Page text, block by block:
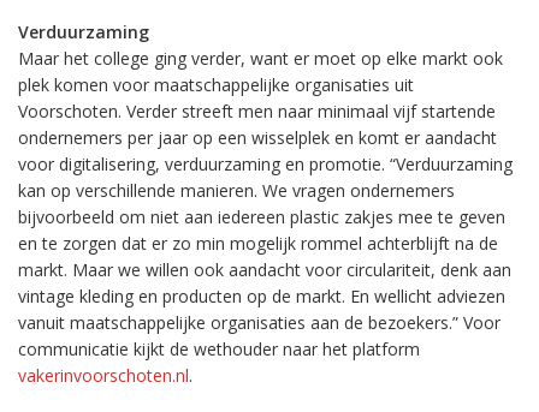
Verduurzaming
Maar het college ging verder, want er moet op elke markt ook
plek komen voor maatschappelijke organisaties uit
Voorschoten. Verder streeft men naar minimaal vijf startende
ondernemers per jaar op een wisselplek en komt er aandacht
voor digitalisering, verduurzaming en promotie. “Verduurzaming
kan op verschillende manieren. We vragen ondernemers
bijvoorbeeld om niet aan iedereen plastic zakjes mee te geven
en te zorgen dat er zo min mogelijk rommel achterblijft na de
markt. Maar we willen ook aandacht voor circulariteit, denk aan
vintage kleding en producten op de markt. En wellicht adviezen
vanuit maatschappelijke organisaties aan de bezoekers.” Voor
communicatie kijkt de wethouder naar het platform
vakerinvoorschoten.nl.